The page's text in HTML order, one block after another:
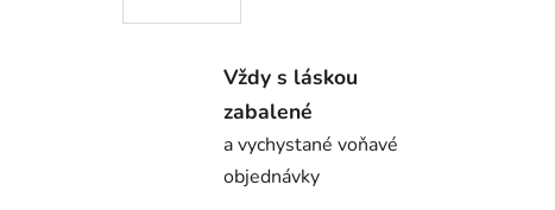
Vždy s láskou
zabalené
a vychystané voňavé
objednávky